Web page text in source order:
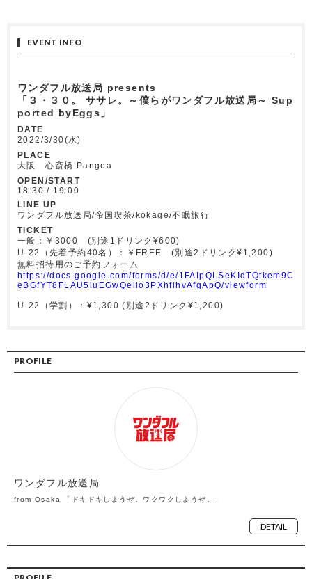
EVENT INFO
ワンダフル放送局 presents
「３・３０。 ササレ。～僕らがワンダフル放送局～ Sup
ported byEggs」
DATE
2022/3/30(水)
PLACE
大阪 心斎橋 Pangea
OPEN/START
18:30 / 19:00
LINE UP
ワンダフル放送局/帝国喫茶/kokage/不眠旅行
TICKET
一般：￥3000 (別途1ドリンク¥600)
U-22（先着予約40名）：￥FREE (別途2ドリンク¥1,200)
無料招待用のご予約フォーム
https://docs.google.com/forms/d/e/1FAIpQLSeKIdTQtkem9C
eBGfYT8FLAU5luEGwQelio3PXhfihvAfqApQ/viewform
U-22（学割）：¥1,300 (別途2ドリンク¥1,200)
PROFILE
ワンダフル放送局
from Osaka 「ドキドキしようぜ。ワクワクしようぜ。」
DETAIL